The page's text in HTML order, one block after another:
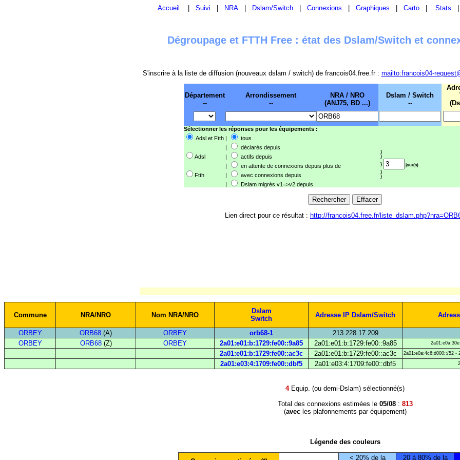
Accueil Suivi NRA Dslam/Switch Connexions Graphiques Carto Stats
Dégroupage et FTTH Free : état des Dslam/Switch et
S'inscrire à la liste de diffusion (nouveaux dslam / switch) de francois04.free.fr : mailto:francois04-
Département
--
Arrondissement
--
NRA / NRO
(ANJ75, BD ...)
Dslam / Switch
--
Sélectionner les réponses pour les équipements :
Adsl et Ftth |
tous
|
déclarés depuis
}
}
}
jour(s)
}
}
Adsl |
actifs depuis
|
en attente de connexions depuis plus de
Ftth
|
avec connexions depuis
|
Dslam migrés v1=>v2 depuis
Lien direct pour ce résultat : http://francois04.free.fr/
Commune NRA/NRO Nom NRA/NRO
Dslam
Switch
Adresse IP Dslam/Switch
ORBEY
ORB68 (A) ORBEY orb68-1 213.228.17.209
ORBEY ORB68(Z) ORBEY 2a01:e01:b:1729:fe00::9a85 2a01:e01:b:1729:fe00::9a85
2a01:e01:b:1729:fe00::ac3c
2a01:e01:b:1729:fe00::ac3c 2a01:e0a:4c6:d000::/52 -
2a01:e03:4:1709:fe00::dbf5
2a01:e03:4:1709:fe00::dbf5
4Equip. (ou demi-Dslam) sélectionné(s)
Total des connexions estimées le 05/08: 813
(avecles plafonnements par équipement)
Légende des couleurs
< 20% de la 20 à 80% de la